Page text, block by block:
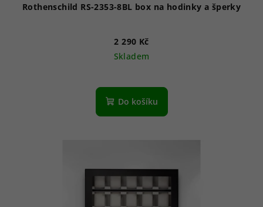
Rothenschild RS-2353-8BL box na hodinky a šperky
2 290 Kč
Skladem
Do košíku